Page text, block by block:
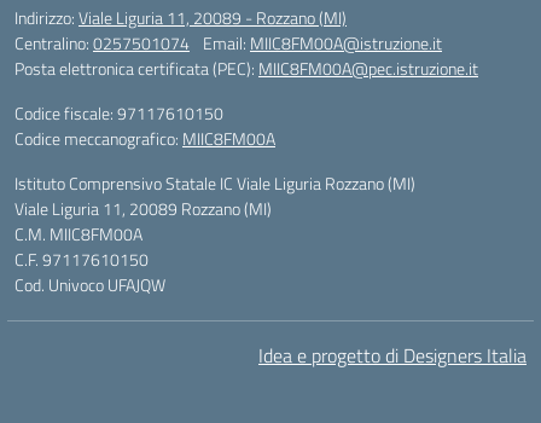
Indirizzo:Viale Liguria 11, 20089 - Rozzano (MI)
Centralino:0257501074 Email: MIIC8FM00A@istruzione.it
Posta elettronica certificata (PEC): MIIC8FM00A@pec.istruzione.it
Codice fiscale: 97117610150
Codice meccanografico: MIIC8FM00A
Istituto Comprensivo Statale IC Viale Liguria Rozzano (MI)
Viale Liguria 11, 20089 Rozzano (MI)
C.M. MIIC8FM00A
C.F. 97117610150
Cod. Univoco UFAJQW
Idea e progetto di Designers Italia